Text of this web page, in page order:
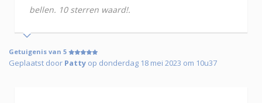
bellen. 10 sterren waard!.
Getuigenis van 5
Geplaatst door Patty op donderdag 18 mei 2023 om 10u37